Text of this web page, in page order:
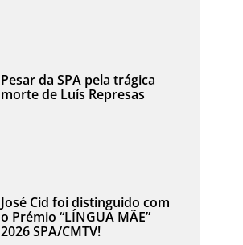
Pesar da SPA pela trágica
morte de Luís Represas
José Cid foi distinguido com
o Prémio “LÍNGUA MÃE”
2026 SPA/CMTV!